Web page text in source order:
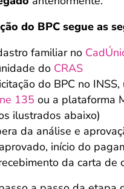
do BPC segue as
familiar no
do CRAS
do BPC no
135 ou a plataforma
ilustrados abaixo)
da análise e
início do
da carta de